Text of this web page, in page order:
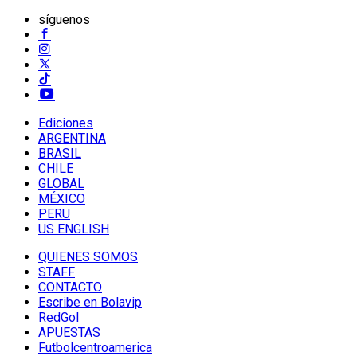
síguenos
Ediciones
ARGENTINA
BRASIL
CHILE
GLOBAL
MÉXICO
PERU
US ENGLISH
QUIENES SOMOS
STAFF
CONTACTO
Escribe en Bolavip
RedGol
APUESTAS
Futbolcentroamerica